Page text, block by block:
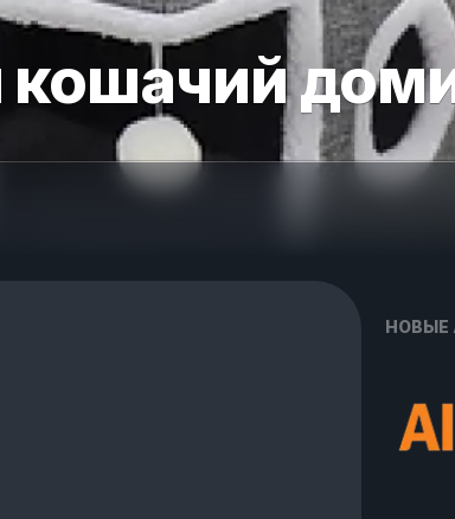
ОТДЫХ
СПОРТ
ТОВАРЫ
ДЛЯ
АВТОМОБИЛЯ
НОВЫЕ